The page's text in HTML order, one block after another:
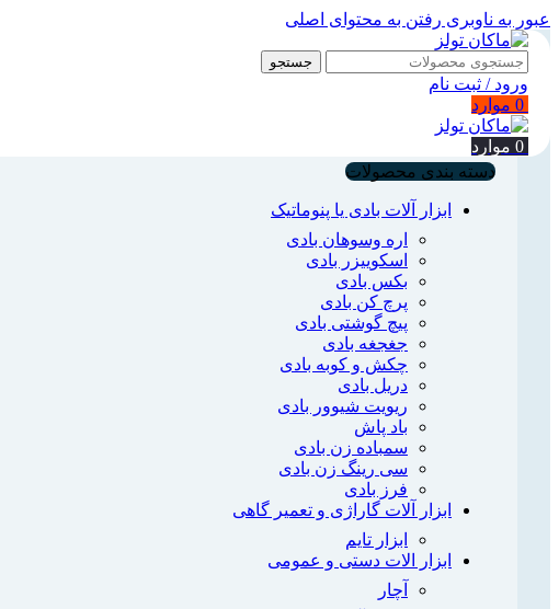
عبور به ناوبری رفتن به محتوای اصلی
جستجو
ورود / ثبت نام
0 موارد
0 موارد
دسته بندی محصولات
ابزار آلات بادی یا پنوماتیک
اره وسوهان بادی
اسکوییزر بادی
بکس بادی
پرچ کن بادی
پیچ گوشتی بادی
جغجغه بادی
چکش و کوبه بادی
دریل بادی
ریویت شیوور بادی
باد پاش
سمباده زن بادی
سی رینگ زن بادی
فرز بادی
ابزار آلات گاراژی و تعمیر گاهی
ابزار تایم
ابزار الات دستی و عمومی
آچار